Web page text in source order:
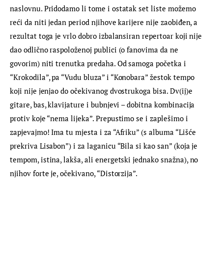
naslovnu. Pridodamo li tome i ostatak set liste možemo
reći da niti jedan period njihove karijere nije zaobiđen, a
rezultat toga je vrlo dobro izbalansiran repertoar koji nije
dao odlično raspoloženoj publici (o fanovima da ne
govorim) niti trenutka predaha. Od samoga početka i
“Krokodila”, pa “Vudu bluza” i “Konobara” žestok tempo
koji nije jenjao do očekivanog dvostrukoga bisa. Dv(ij)e
gitare, bas, klavijature i bubnjevi – dobitna kombinacija
protiv koje “nema lijeka”. Prepustimo se i zaplešimo i
zapjevajmo! Ima tu mjesta i za “Afriku” (s albuma “Lišće
prekriva Lisabon”) i za laganicu “Bila si kao san” (koja je
tempom, istina, lakša, ali energetski jednako snažna), no
njihov forte je, očekivano, “Distorzija”.